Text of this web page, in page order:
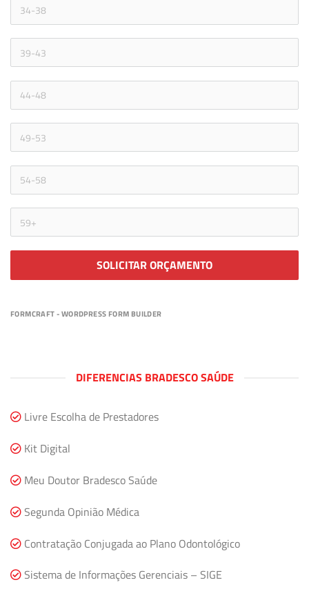
SOLICITAR ORÇAMENTO
FORMCRAFT - WORDPRESS FORM BUILDER
DIFERENCIAS BRADESCO SAÚDE
Livre Escolha de Prestadores
Kit Digital
Meu Doutor Bradesco Saúde
Segunda Opinião Médica
Contratação Conjugada ao Plano Odontológico
Sistema de Informações Gerenciais – SIGE